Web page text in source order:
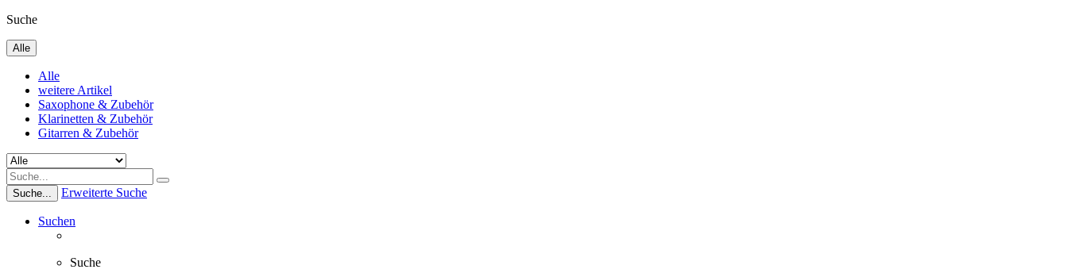
Suche
Alle
Alle
weitere Artikel
Saxophone & Zubehör
Klarinetten & Zubehör
Gitarren & Zubehör
Suche... Erweiterte Suche
Suchen
Suche